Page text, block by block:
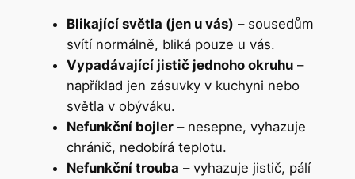
Blikající světla (jen u vás) – sousedům
svítí normálně, bliká pouze u vás.
Vypadávající jistič jednoho okruhu–
například jen zásuvky v kuchyni nebo
světla v obýváku.
Nefunkční bojler– nesepne, vyhazuje
chránič, nedobírá teplotu.
Nefunkční trouba – vyhazuje jistič, pálí